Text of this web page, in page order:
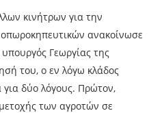
κινήτρων για την
ανακοίνωσε
Γεωργίας της
του, ο εν λόγω κλάδος
για δύο λόγους. Πρώτον,
των αγροτών σε